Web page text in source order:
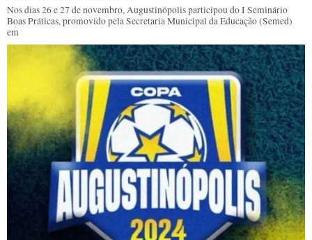
Nos dias 26 e 27 de novembro, Augustinópolis participou do I Seminário
Boas Práticas, promovido pela Secretaria Municipal da Educação (Semed)
em